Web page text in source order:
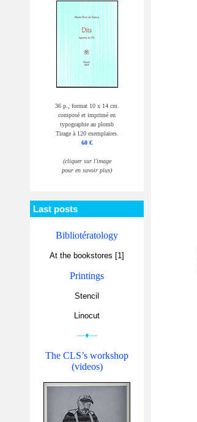
36 p., format 10 x 14 cm.
composé et imprimé en
typographie au plomb
Tirage à 120 exemplaires.
60 €
(cliquer sur l'image
pour en savoir plus)
Last posts
Bibliotératology
At the bookstores [1]
Printings
Stencil
Linocut
—♦—
The CLS’s workshop
(videos)